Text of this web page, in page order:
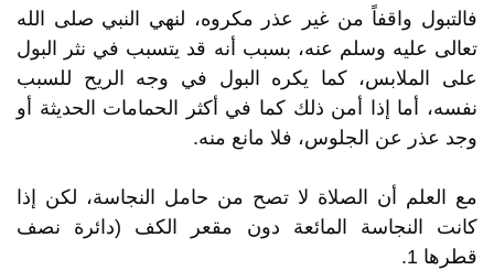
فالتبول واقفاً من غير عذر مكروه، لنهي النبي صلى الله
تعالى عليه وسلم عنه، بسبب أنه قد يتسبب في نثر البول
على الملابس، كما يكره البول في وجه الريح للسبب
نفسه، أما إذا أمن ذلك كما في أكثر الحمامات الحديثة أو
وجد عذر عن الجلوس، فلا مانع منه.
مع العلم أن الصلاة لا تصح من حامل النجاسة، لكن إذا
كانت النجاسة المائعة دون مقعر الكف (دائرة نصف
قطرها 1.